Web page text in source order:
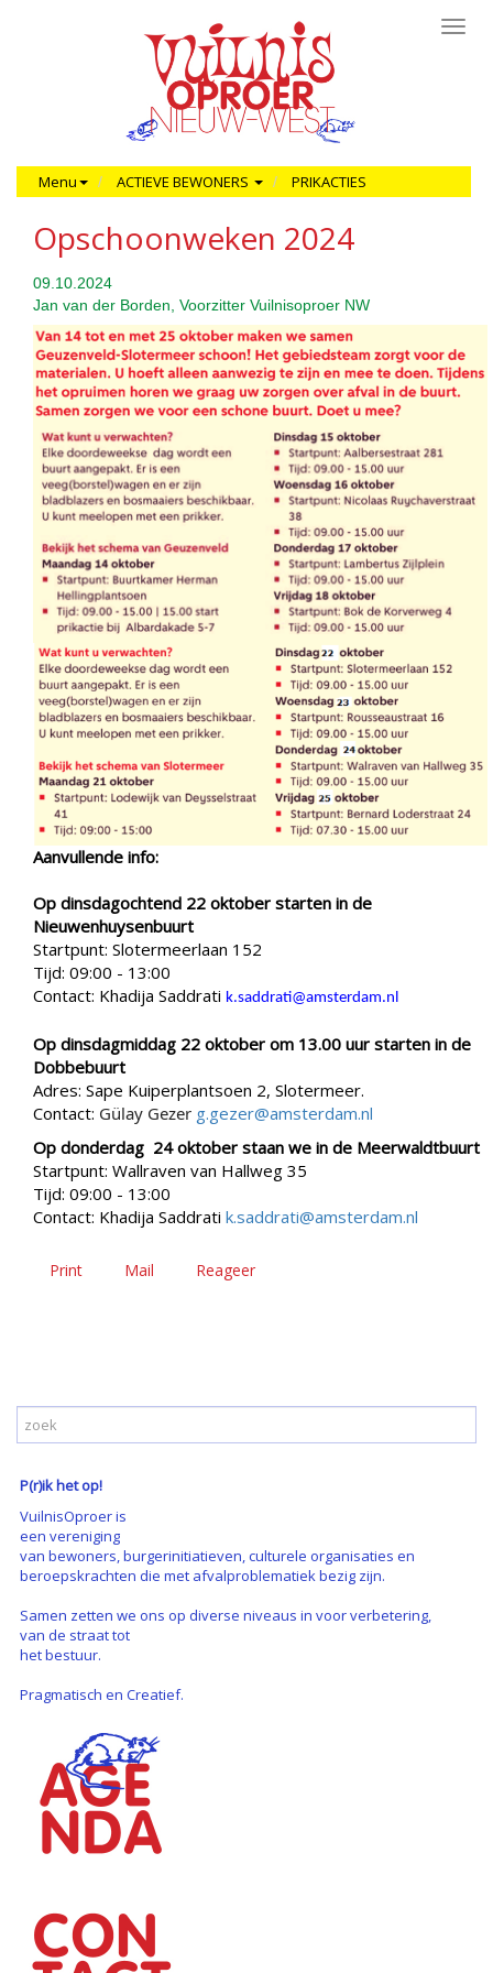
Menu ACTIEVE BEWONERS PRIKACTIES
Opschoonweken 2024
09.10.2024
Jan van der Borden, Voorzitter Vuilnisoproer NW
Aanvullende info:
Op dinsdagochtend 22 oktober starten in de
Nieuwenhuysenbuurt
Startpunt: Slotermeerlaan 152
Tijd: 09:00 - 13:00
Contact: Khadija Saddrati k.saddrati@amsterdam.nl
Op dinsdagmiddag 22 oktober om 13.00 uur starten in de
Dobbebuurt
Adres: Sape Kuiperplantsoen 2, Slotermeer.
Contact: Gülay Gezer g.gezer@amsterdam.nl
Op donderdag 24 oktober staan we in de Meerwaldtbuurt
Startpunt: Wallraven van Hallweg 35
Tijd: 09:00 - 13:00
Contact: Khadija Saddrati k.saddrati@amsterdam.nl
Print Mail Reageer
P(r)ik het op!
VuilnisOproer is
een vereniging
van bewoners, burgerinitiatieven, culturele organisaties en
beroepskrachten die met afvalproblematiek bezig zijn.
Samen zetten we ons op diverse niveaus in voor verbetering,
van de straat tot
het bestuur.
Pragmatisch en Creatief.